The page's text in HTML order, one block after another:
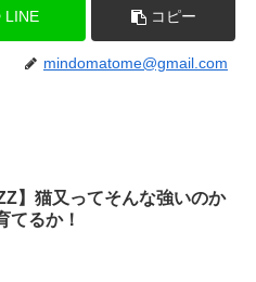
LINE コピー
mindomatome@gmail.com
】猫又ってそんな強いのか
てるか！